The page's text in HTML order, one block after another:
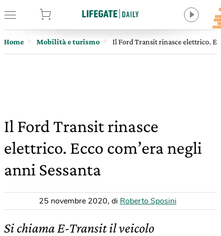
Home Mobilità e turismo Il Ford Transit rinasce elettrico.
Il Ford Transit rinasce
elettrico. Ecco com’era negli
anni Sessanta
25 novembre 2020, di Roberto Sposini
Si chiama E-Transit il veicolo